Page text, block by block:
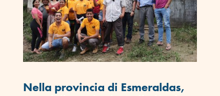
Nella provincia di Esmeraldas,